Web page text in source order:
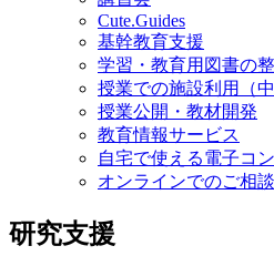
Cute.Guides
基幹教育支援
学習・教育用図書の
授業での施設利用（中
授業公開・教材開発
教育情報サービス
自宅で使える電子コ
オンラインでのご相談
研究支援